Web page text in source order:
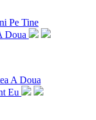
Pe Tine
A Doua